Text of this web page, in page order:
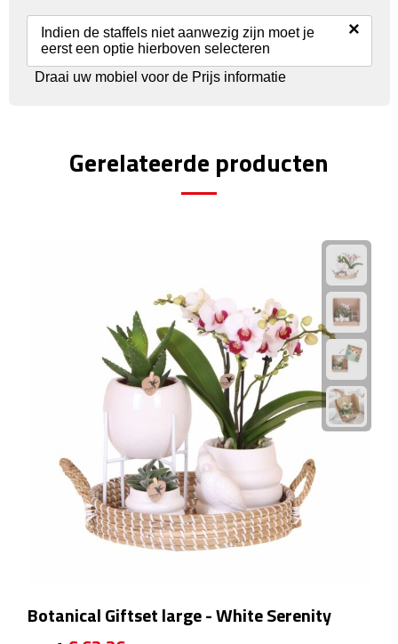
Auto luchtverfrissers
Auto onderhoud
Auto telefoonhouders
USB autoladers
Veiligheidshamers
Veiligheidssets
Zonneschermen
Fiets Accessoires
Fiets telefoonhouders
Indien de staffels niet aanwezig zijn moet je
eerst een optie hierboven selecteren
×
Draai uw mobiel voor de Prijs informatie
Gerelateerde producten
Botanical Giftset large - White Serenity